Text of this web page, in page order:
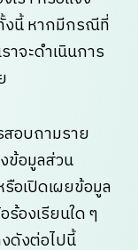
งนี้ หากมีกรณีที่
จะดำเนินการ
อบถามราย
ข้อมูลส่วน
อเปิดเผยข้อมูล
องเรียนใด ๆ
ดังต่อไปนี้